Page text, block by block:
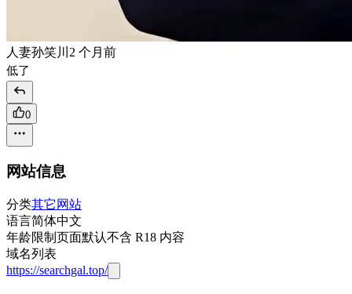
人妻孙笑川 2 个月前
低了
0
网站信息
分类其它网站
语言简体中文
年龄限制 页面默认不含 R18 内容
域名列表
https://searchgal.top/